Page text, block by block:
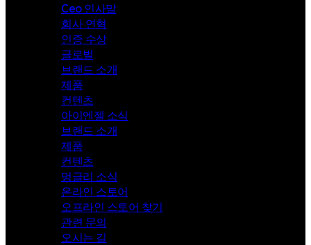
Ceo 인사말
회사 연혁
인증 수상
글로벌
브랜드 소개
제품
컨텐츠
아이엔젤 소식
브랜드 소개
제품
컨텐츠
멍글리 소식
온라인 스토어
오프라인 스토어 찾기
관련 문의
오시는 길